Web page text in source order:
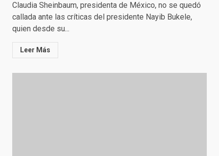
Claudia Sheinbaum, presidenta de México, no se quedó
callada ante las críticas del presidente Nayib Bukele,
quien desde su...
Leer Más